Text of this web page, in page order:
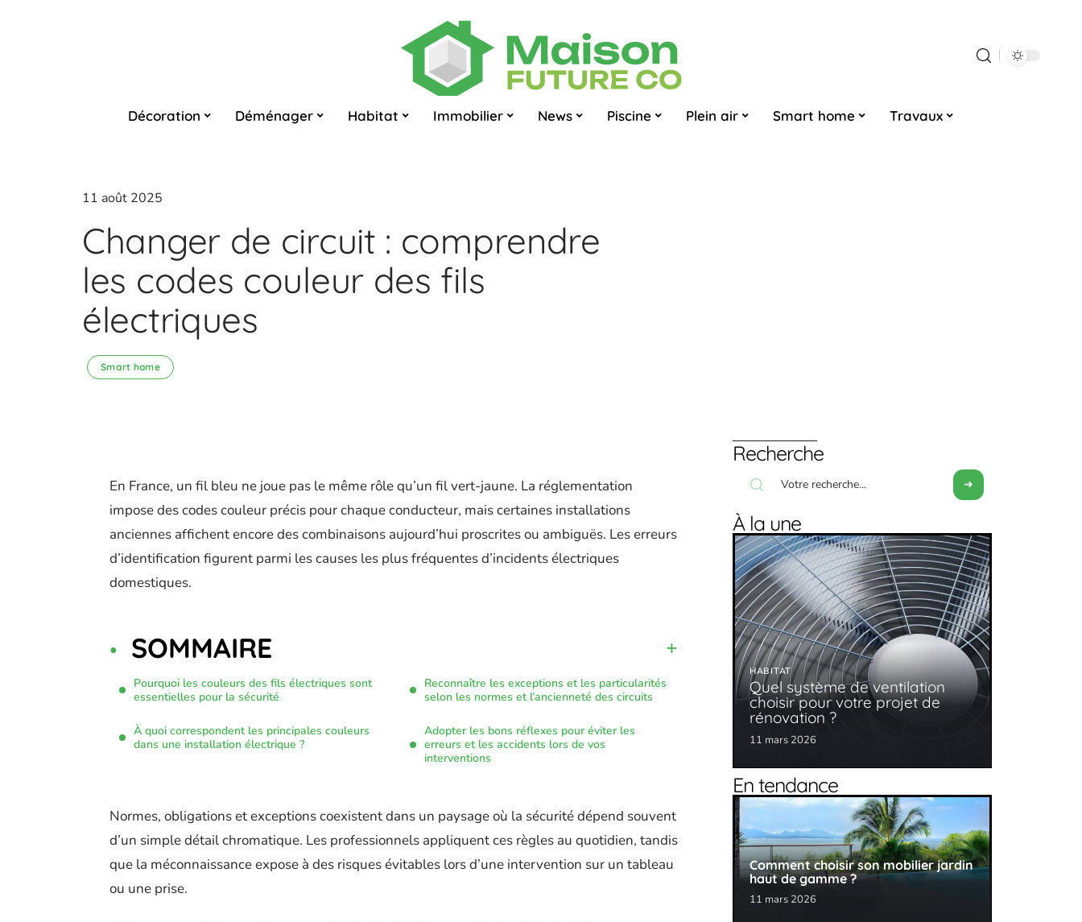
Décoration Déménager Habitat Immobilier News Piscine Plein air Smart home Travaux
11 août 2025
Changer de circuit : comprendre
les codes couleur des fils
électriques
Smart home
En France, un fil bleu ne joue pas le même rôle qu’un fil vert-jaune. La réglementation
impose des codes couleur précis pour chaque conducteur, mais certaines installations
anciennes affichent encore des combinaisons aujourd’hui proscrites ou ambiguës. Les erreurs
d’identification figurent parmi les causes les plus fréquentes d’incidents électriques
domestiques.
SOMMAIRE
Pourquoi les couleurs des fils électriques sont
essentielles pour la sécurité
À quoi correspondent les principales couleurs
dans une installation électrique ?
Reconnaître les exceptions et les particularités
selon les normes et l’ancienneté des circuits
Adopter les bons réflexes pour éviter les
erreurs et les accidents lors de vos
interventions
Normes, obligations et exceptions coexistent dans un paysage où la sécurité dépend souvent
d’un simple détail chromatique. Les professionnels appliquent ces règles au quotidien, tandis
que la méconnaissance expose à des risques évitables lors d’une intervention sur un tableau
ou une prise.
Recherche
À la une
HABITAT
Quel système de ventilation
choisir pour votre projet de
rénovation ?
11 mars 2026
En tendance
Comment choisir son mobilier jardin
haut de gamme ?
11 mars 2026